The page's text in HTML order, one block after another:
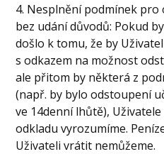
4. Nesplnění podmínek
bez udání důvodů: Pokud
došlo k tomu, že by
s odkazem na možnost
ale přitom by některá z
(např. by bylo odstoupení
ve 14denní lhůtě),
odkladu vyrozumíme.
Uživateli vrátit nemůžeme.